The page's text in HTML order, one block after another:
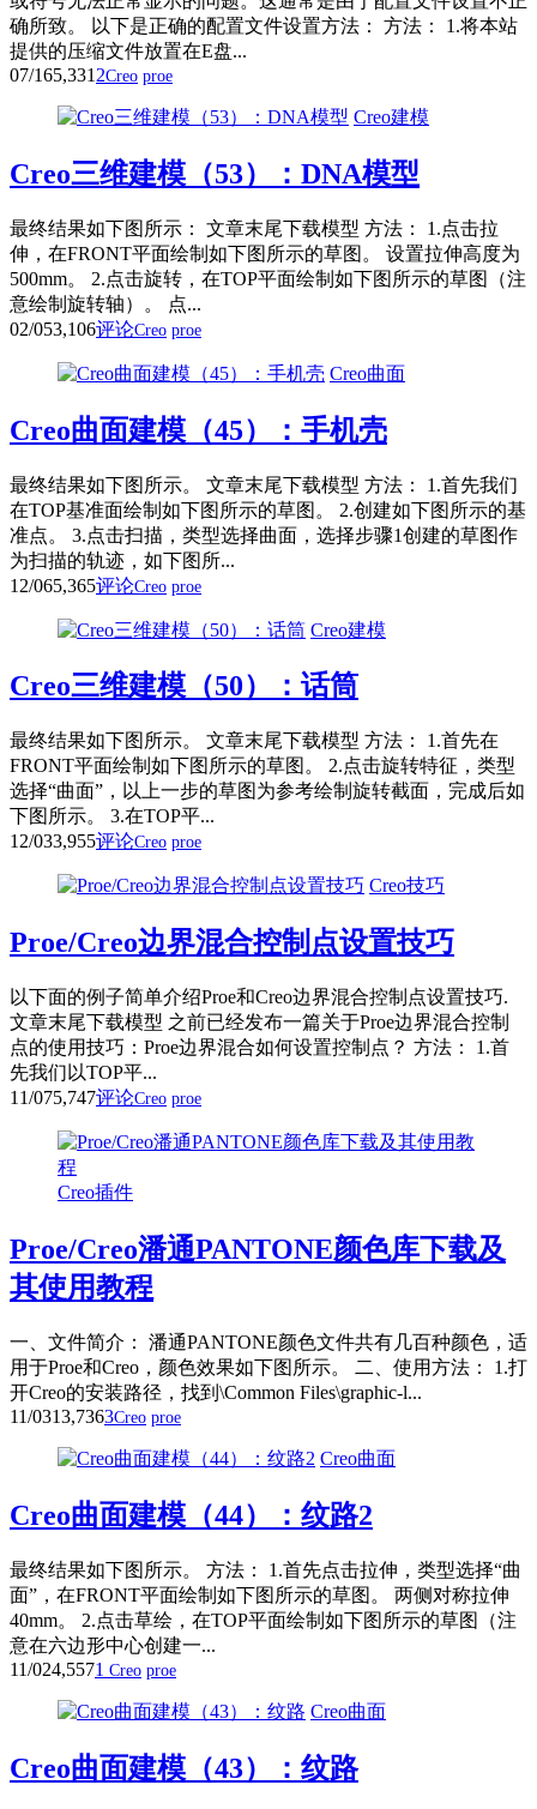
确所致。 以下是正确的配置文件设置方法： 方法： 1.将本站
提供的压缩文件放置在E盘...
07/165,331 2Creo proe
Creo建模
Creo三维建模（53）：DNA模型
最终结果如下图所示： 文章末尾下载模型 方法： 1.点击拉
伸，在FRONT平面绘制如下图所示的草图。 设置拉伸高度为
500mm。 2.点击旋转，在TOP平面绘制如下图所示的草图（注
意绘制旋转轴）。 点...
02/053,106评论Creo proe
Creo曲面
Creo曲面建模（45）：手机壳
最终结果如下图所示。 文章末尾下载模型 方法： 1.首先我们
在TOP基准面绘制如下图所示的草图。 2.创建如下图所示的基
准点。 3.点击扫描，类型选择曲面，选择步骤1创建的草图作
为扫描的轨迹，如下图所...
12/065,365评论Creo proe
Creo建模
Creo三维建模（50）：话筒
最终结果如下图所示。 文章末尾下载模型 方法： 1.首先在
FRONT平面绘制如下图所示的草图。 2.点击旋转特征，类型
选择“曲面”，以上一步的草图为参考绘制旋转截面，完成后如
下图所示。 3.在TOP平...
12/033,955评论Creo proe
Creo技巧
Proe/Creo边界混合控制点设置技巧
以下面的例子简单介绍Proe和Creo边界混合控制点设置技巧.
文章末尾下载模型 之前已经发布一篇关于Proe边界混合控制
点的使用技巧：Proe边界混合如何设置控制点？ 方法： 1.首
先我们以TOP平...
11/075,747评论Creo proe
Creo插件
Proe/Creo潘通PANTONE颜色库下载及
其使用教程
一、文件简介： 潘通PANTONE颜色文件共有几百种颜色，适
用于Proe和Creo，颜色效果如下图所示。 二、使用方法： 1.打
开Creo的安装路径，找到\Common Files\graphic-l...
11/0313,7363Creo proe
Creo曲面
Creo曲面建模（44）：纹路2
最终结果如下图所示。 方法： 1.首先点击拉伸，类型选择“曲
面”，在FRONT平面绘制如下图所示的草图。 两侧对称拉伸
40mm。 2.点击草绘，在TOP平面绘制如下图所示的草图（注
意在六边形中心创建一...
11/024,5571 Creo proe
Creo曲面
Creo曲面建模（43）：纹路